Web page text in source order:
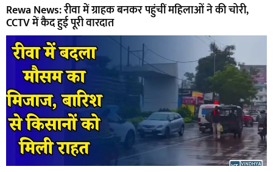
Rewa News: रीवा में ग्राहक बनकर पहुंचीं महिलाओं ने की चोरी,
CCTV में कैद हुई पूरी वारदात